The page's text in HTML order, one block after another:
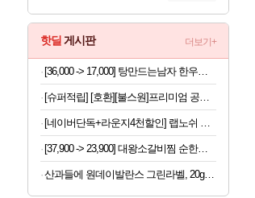
핫딜 게시판 더보기+
[37,900 -> 23,900] 대왕소갈비찜 순한맛 1.2kg
산과들에 원데이발란스 그린라벨, 20g, 100봉